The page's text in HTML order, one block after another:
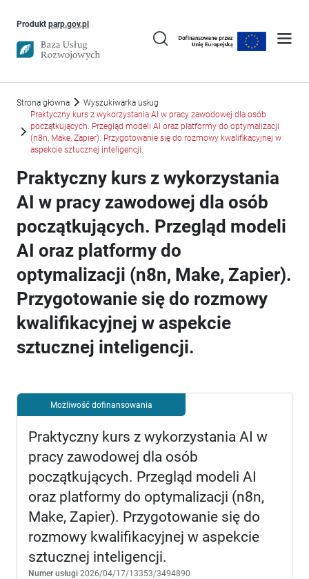
Produkt parp.gov.plUwaga, link otworzy się w nowym oknie
Strona główna
Wyszukiwarka usług
Praktyczny kurs z wykorzystania AI w pracy zawodowej dla osób
początkujących. Przegląd modeli AI oraz platformy do optymalizacji
(n8n, Make, Zapier). Przygotowanie się do rozmowy kwalifikacyjnej w
aspekcie sztucznej inteligencji.
Praktyczny kurs z wykorzystania
AI w pracy zawodowej dla osób
początkujących. Przegląd modeli
AI oraz platformy do
optymalizacji (n8n, Make, Zapier).
Przygotowanie się do rozmowy
kwalifikacyjnej w aspekcie
sztucznej inteligencji.
Możliwość dofinansowania
Praktyczny kurs z wykorzystania AI w
pracy zawodowej dla osób
początkujących. Przegląd modeli AI
oraz platformy do optymalizacji (n8n,
Make, Zapier). Przygotowanie się do
rozmowy kwalifikacyjnej w aspekcie
sztucznej inteligencji.
Numer usługi 2026/04/17/13353/3494890